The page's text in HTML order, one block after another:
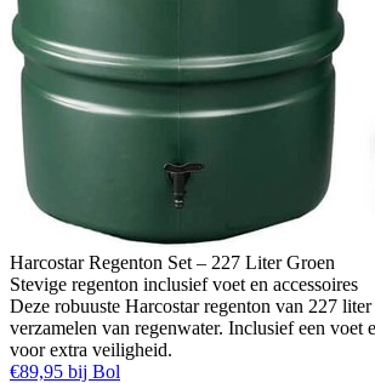
Harcostar Regenton Set – 227 Liter Groen
Stevige regenton inclusief voet en accessoires
Deze robuuste Harcostar regenton van 227
verzamelen van regenwater. Inclusief een voet
voor extra veiligheid.
€89,95 bij Bol